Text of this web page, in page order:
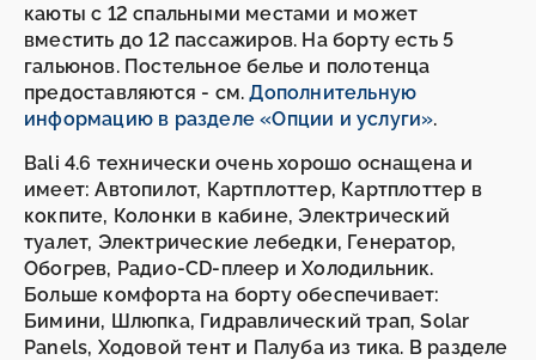
каюты с 12 спальными местами и может
вместить до 12 пассажиров. На борту есть 5
гальюнов. Постельное белье и полотенца
предоставляются - см.Дополнительную
информацию в разделе «Опции и услуги».
Bali 4.6 технически очень хорошо оснащена и
имеет: Автопилот, Картплоттер, Картплоттер в
кокпите, Колонки в кабине, Электрический
туалет, Электрические лебедки, Генератор,
Обогрев, Радио-CD-плеер и Холодильник.
Больше комфорта на борту обеспечивает:
Бимини, Шлюпка, Гидравлический трап, Solar
Panels, Ходовой тент и Палуба из тика. В разделе